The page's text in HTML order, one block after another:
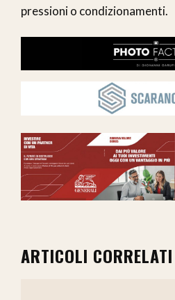
pressioni o condizionamenti.
ARTICOLI CORRELATI